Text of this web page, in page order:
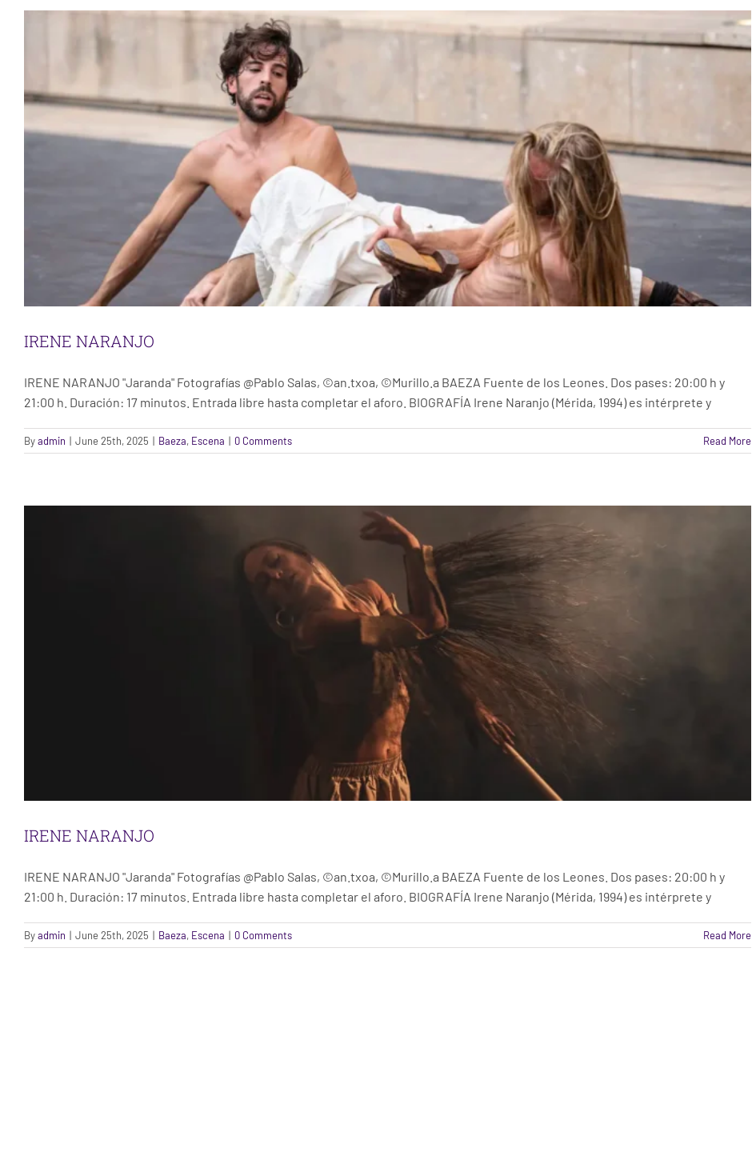
IRENE NARANJO
IRENE NARANJO "Jaranda" Fotografías @Pablo Salas, ©an.txoa, ©Murillo.a BAEZA Fuente de los Leones. Dos pases: 20:00 h y
21:00 h. Duración: 17 minutos. Entrada libre hasta completar el aforo. BIOGRAFÍA Irene Naranjo (Mérida, 1994) es intérprete y
Byadmin | June 25th, 2025 | Baeza, Escena | 0 Comments Read More
Baeza Escena
IRENE NARANJO
IRENE NARANJO "Jaranda" Fotografías @Pablo Salas, ©an.txoa, ©Murillo.a BAEZA Fuente de los Leones. Dos pases: 20:00 h y
21:00 h. Duración: 17 minutos. Entrada libre hasta completar el aforo. BIOGRAFÍA Irene Naranjo (Mérida, 1994) es intérprete y
Byadmin | June 25th, 2025 | Baeza, Escena | 0 Comments Read More